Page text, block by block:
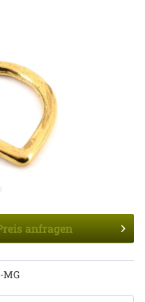
anfragen
MG